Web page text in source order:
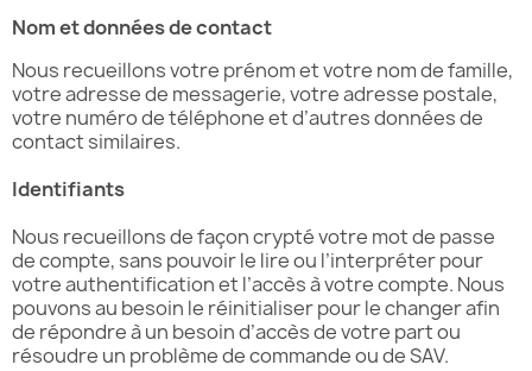
Nom et données de contact
Nous recueillons votre prénom et votre nom de famille,
votre adresse de messagerie, votre adresse postale,
votre numéro de téléphone et d’autres données de
contact similaires.
Identifiants
Nous recueillons de façon crypté votre mot de passe
de compte, sans pouvoir le lire ou l’interpréter pour
votre authentification et l’accès à votre compte. Nous
pouvons au besoin le réinitialiser pour le changer afin
de répondre à un besoin d’accès de votre part ou
résoudre un problème de commande ou de SAV.